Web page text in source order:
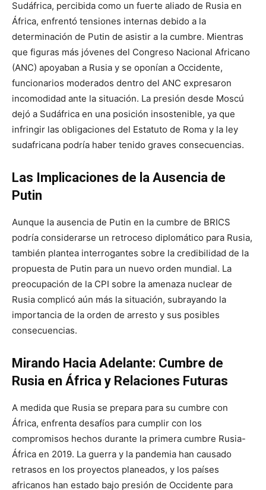
Sudáfrica, percibida como un fuerte aliado de Rusia en
África, enfrentó tensiones internas debido a la
determinación de Putin de asistir a la cumbre. Mientras
que figuras más jóvenes del Congreso Nacional Africano
(ANC) apoyaban a Rusia y se oponían a Occidente,
funcionarios moderados dentro del ANC expresaron
incomodidad ante la situación. La presión desde Moscú
dejó a Sudáfrica en una posición insostenible, ya que
infringir las obligaciones del Estatuto de Roma y la ley
sudafricana podría haber tenido graves consecuencias.
Las Implicaciones de la Ausencia de
Putin
Aunque la ausencia de Putin en la cumbre de BRICS
podría considerarse un retroceso diplomático para Rusia,
también plantea interrogantes sobre la credibilidad de la
propuesta de Putin para un nuevo orden mundial. La
preocupación de la CPI sobre la amenaza nuclear de
Rusia complicó aún más la situación, subrayando la
importancia de la orden de arresto y sus posibles
consecuencias.
Mirando Hacia Adelante: Cumbre de
Rusia en África y Relaciones Futuras
A medida que Rusia se prepara para su cumbre con
África, enfrenta desafíos para cumplir con los
compromisos hechos durante la primera cumbre Rusia-
África en 2019. La guerra y la pandemia han causado
retrasos en los proyectos planeados, y los países
africanos han estado bajo presión de Occidente para